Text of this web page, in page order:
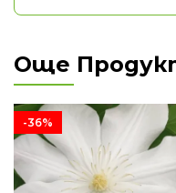
Още
-36%